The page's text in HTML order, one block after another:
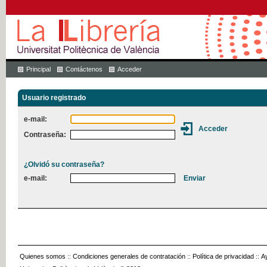
Principal Contáctenos Acceder
Usuario registrado
e-mail:
Contraseña:
¿Olvidó su contraseña?
e-mail:
Quienes somos :: Condiciones generales de contratación :: Política de privacidad ::